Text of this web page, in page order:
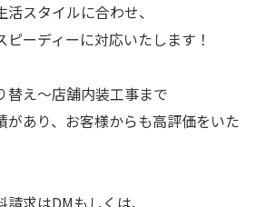
スタイルに合わせ、
ーディーに対応いたします！
替え〜店舗内装工事まで
があり、お客様からも高評価をいた
求はDMもしくは、